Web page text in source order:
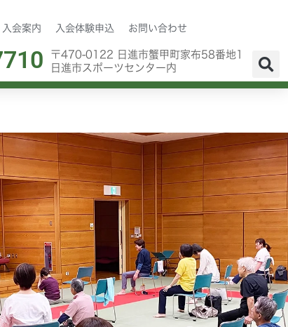
入会案内 入会体験申込 お問い合わせ
〒470-0122 日進市蟹甲町家布58番地1
日進市スポーツセンター内